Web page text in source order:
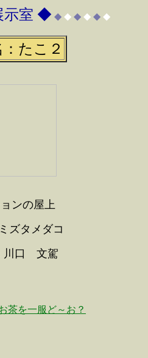
室 ◆ ◆ ◆ ◆ ◆ ◆ ◆
たこ２
ンの屋上
ズタメダコ
川口 文駕
茶を一服ど～お？